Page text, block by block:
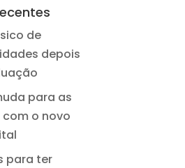
de
depois
para as
o novo
para ter